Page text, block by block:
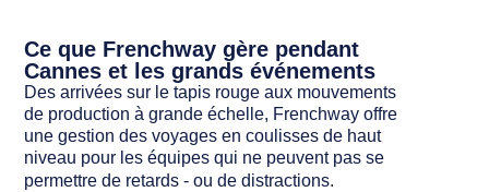
Ce que Frenchway gère pendant
Cannes et les grands événements
Des arrivées sur le tapis rouge aux mouvements
de production à grande échelle, Frenchway offre
une gestion des voyages en coulisses de haut
niveau pour les équipes qui ne peuvent pas se
permettre de retards - ou de distractions.